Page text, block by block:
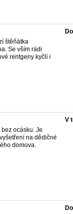
štěňátka
Se vším rádi
rentgeny kyčlí i
ocásku. Je
na dědičné
domova.
V